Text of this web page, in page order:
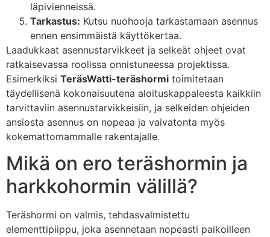
läpivienneissä.
Tarkastus: Kutsu nuohooja tarkastamaan asennus
ennen ensimmäistä käyttökertaa.
Laadukkaat asennustarvikkeet ja selkeät ohjeet ovat
ratkaisevassa roolissa onnistuneessa projektissa.
Esimerkiksi TeräsWatti-teräshormi toimitetaan
täydellisenä kokonaisuutena aloituskappaleesta kaikkiin
tarvittaviin asennustarvikkeisiin, ja selkeiden ohjeiden
ansiosta asennus on nopeaa ja vaivatonta myös
kokemattomammalle rakentajalle.
Mikä on ero teräshormin ja
harkkohormin välillä?
Teräshormi on valmis, tehdasvalmistettu
elementtipiippu, joka asennetaan nopeasti paikoilleen